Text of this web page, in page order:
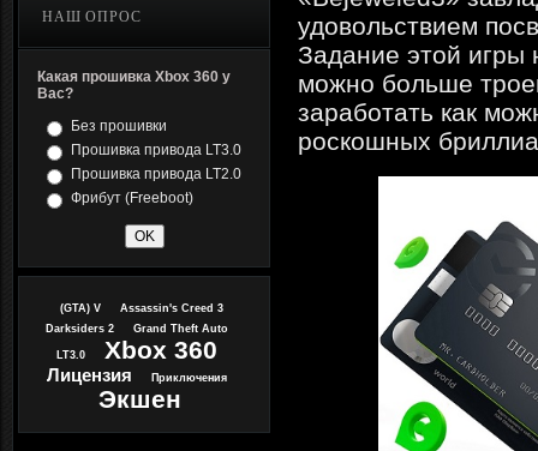
НАШ ОПРОС
Какая прошивка Xbox 360 у
Вас?
Без прошивки
Прошивка привода LT3.0
Прошивка привода LT2.0
Фрибут (Freeboot)
(GTA) V
Assassin's Creed 3
Darksiders 2
Grand Theft Auto
LT3.0 Xbox 360
Лицензия Приключения
Экшен
удовольствием
Задание этой игры
можно больше
заработать как
роскошных